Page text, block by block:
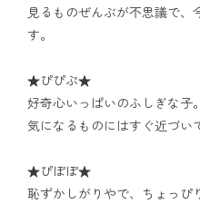
見るものぜんぶが不思議で、
す。
★ぴぴぷ★
好奇心いっぱいのふしぎな子。
気になるものにはすぐ近づい
★ぴぽぽ★
恥ずかしがりやで、ちょっぴ